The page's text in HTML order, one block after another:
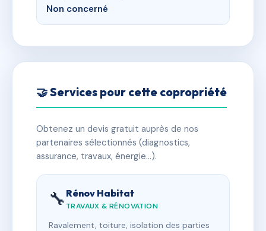
Non concerné
🤝 Services pour cette copropriété
Obtenez un devis gratuit auprès de nos
partenaires sélectionnés (diagnostics,
assurance, travaux, énergie…).
🔧 Rénov Habitat
TRAVAUX & RÉNOVATION
Ravalement, toiture, isolation des parties